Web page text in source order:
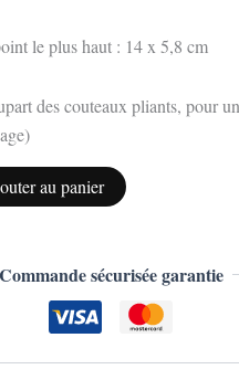
le plus haut : 14 x 5,8 cm
des couteaux pliants, pour
au panier
Commande sécurisée garantie